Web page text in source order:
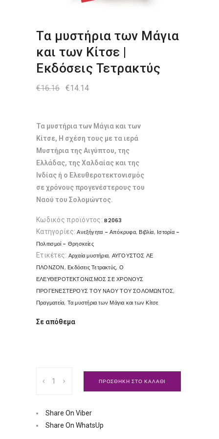
Τα μυστήρια των Μάγια
και των Κίτσε |
Εκδόσεις Τετρακτύς
€16.16
Original
€14.14Η
Τα μυστήρια των Μάγια και των
Κίτσε, Η σχέση τους με τα ιερά
Μυστήρια της Αιγύπτου, της
Ελλάδας, της Χαλδαίας και της
Ινδίας ή ο Ελευθεροτεκτονισμός
σε χρόνους προγενέστερους του
Ναού του Σολομώντος.
Κωδικός προϊόντος:B2063
Κατηγορίες:Ανεξήγητα - Απόκρυφα, Βιβλία, Ιστορία -
Πολιτισμοί - Θρησκείες
Ετικέτες: Αρχαία μυστήρια, ΑΥΓΟΥΣΤΟΣ ΛΕ
ΠΛΟΝΖΟΝ, Εκδόσεις Τετρακτύς, Ο
ΕΛΕΥΘΕΡΟΤΕΚΤΟΝΙΣΜΟΣ ΣΕ ΧΡΟΝΟΥΣ
ΠΡΟΓΕΝΕΣΤΕΡΟΥΣ ΤΟΥ ΝΑΟΥ ΤΟΥ ΣΟΛΟΜΩΝΤΟΣ,
Πραγματεία, Τα μυστήρια των Μάγια και των Κίτσε
Σε απόθεμα
μυστήρια
Μάγια
και
ΠΡΟΣΘΗΚΗ ΣΤΟ ΚΑΛΑΘΙ
Share On Viber
Share On WhatsUp